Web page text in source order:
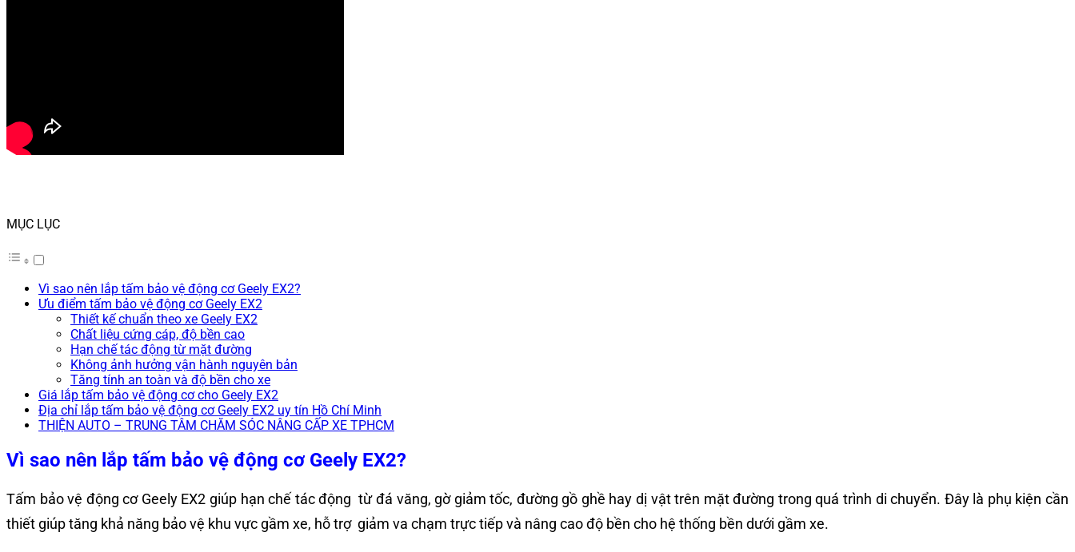
MỤC LỤC
Vì sao nên lắp tấm bảo vệ động cơ Geely EX2?
Ưu điểm tấm bảo vệ động cơ Geely EX2
Thiết kế chuẩn theo xe Geely EX2
Chất liệu cứng cáp, độ bền cao
Hạn chế tác động từ mặt đường
Không ảnh hưởng vận hành nguyên bản
Tăng tính an toàn và độ bền cho xe
Giá lắp tấm bảo vệ động cơ cho Geely EX2
Địa chỉ lắp tấm bảo vệ động cơ Geely EX2 uy tín Hồ Chí Minh
THIỆN AUTO – TRUNG TÂM CHĂM SÓC NÂNG CẤP XE TPHCM
Vì sao nên lắp tấm bảo vệ động cơ Geely EX2?
Tấm bảo vệ động cơ Geely EX2 giúp hạn chế tác động từ đá văng, gờ giảm tốc, đường gồ ghề hay dị vật trên mặt đường trong quá trình di chuyển. Đây là phụ kiện cần
thiết giúp tăng khả năng bảo vệ khu vực gầm xe, hỗ trợ giảm va chạm trực tiếp và nâng cao độ bền cho hệ thống bền dưới gầm xe.